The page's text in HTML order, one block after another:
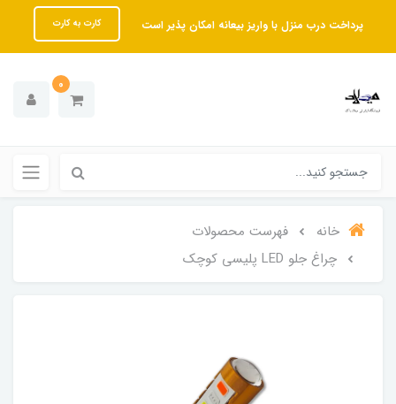
پرداخت درب منزل با واریز بیعانه امکان پذیر است کارت به کارت
0
خانه
فهرست محصولات
چراغ جلو LED پلیسی کوچک